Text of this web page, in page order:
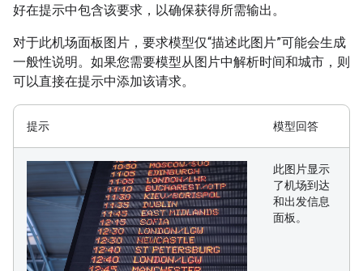
好在提示中包含该要求，以确保获得所需输出。
对于此机场面板图片，要求模型仅“描述此图片”可能会生成
一般性说明。如果您需要模型从图片中解析时间和城市，则
可以直接在提示中添加该请求。
提示 模型回答
此图片显示
了机场到达
和出发信息
面板。